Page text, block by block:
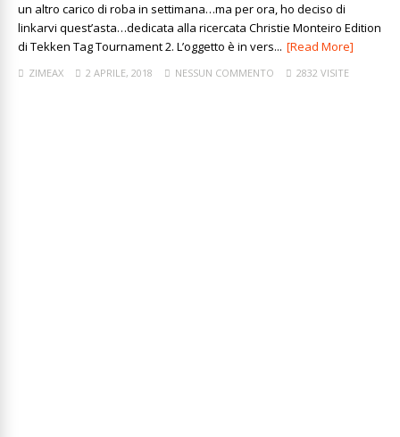
un altro carico di roba in settimana…ma per ora, ho deciso di
linkarvi quest’asta…dedicata alla ricercata Christie Monteiro Edition
di Tekken Tag Tournament 2. L’oggetto è in vers... [Read More]
ZIMEAX 2 APRILE, 2018 NESSUN COMMENTO 2832 VISITE